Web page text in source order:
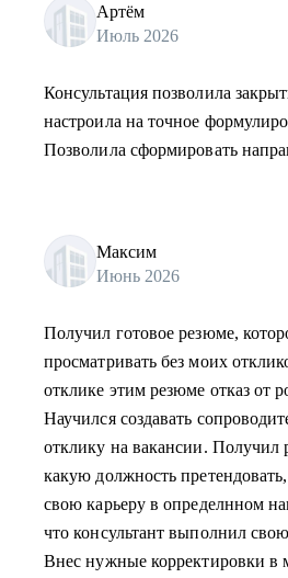
Артём
Июль 2026
Консультация позволила
настроила на точное
Позволила сформировать
Максим
Июнь 2026
Получил готовое резюме,
просматривать без моих
отклике этим резюме отказ от
Научился создавать
отклику на вакансии. Получил
какую должность
свою карьеру в определнном
что консультант выполнил
Внес нужные корректировки в